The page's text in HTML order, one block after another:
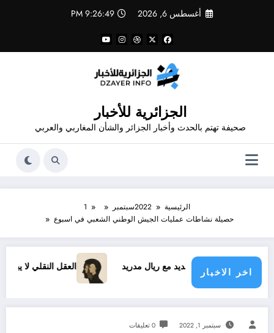
أغسطس 6, 2026 9:26:49 PM
الجزائرية للأخبار
صحيفة تهتم بالحدث وأخبار الجزائر والشأن المغاربي والعربي
الرئيسية 2022سبتمبر
1
حصيلة نشاطات عمليات الجيش الوطني الشعبي في اسبوع
اخر الاخبار
الجديد مع ريال مدريد العقل النقلي لا يبدع حتى في
سبتمبر 1, 2022 0 تعليقات